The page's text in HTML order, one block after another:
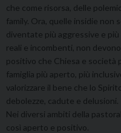
che come risorsa, delle
family. Ora, quelle insidie non
diventate più aggressive e
reali e incombenti, non
positivo che Chiesa e società
famiglia più aperto, più
valorizzare il bene che lo
debolezze, cadute e delusioni.
Nei diversi ambiti della
così aperto e positivo.